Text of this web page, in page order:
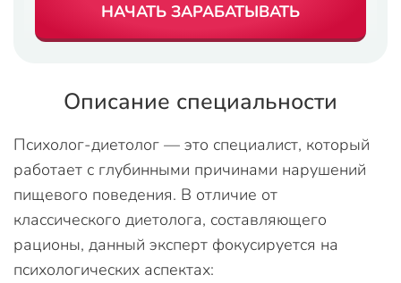
НАЧАТЬ ЗАРАБАТЫВАТЬ
Описание специальности
Психолог-диетолог — это специалист, который
работает с глубинными причинами нарушений
пищевого поведения. В отличие от
классического диетолога, составляющего
рационы, данный эксперт фокусируется на
психологических аспектах: